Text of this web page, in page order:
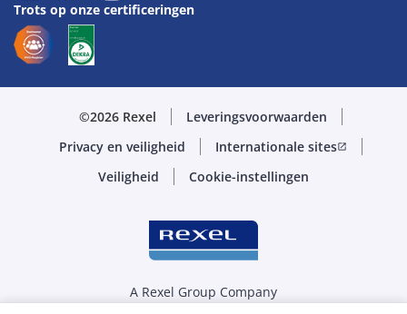
Trots op onze certificeringen
©2026 Rexel
Leveringsvoorwaarden
Privacy en veiligheid
Internationale sitesopen_in_new
Veiligheid Cookie-instellingen
A Rexel Group Company